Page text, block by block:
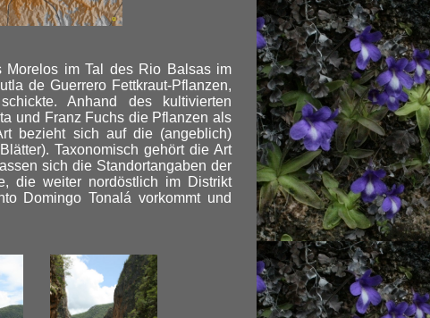
Morelos im Tal des Rio Balsas im
de Guerrero Fettkraut-Pflanzen,
Anhand des kultivierten
und Franz Fuchs die Pflanzen als
bezieht sich auf die (angeblich)
Taxonomisch gehört die Art
sich die Standortangaben der
die weiter nordöstlich im Distrikt
Domingo Tonalá vorkommt und